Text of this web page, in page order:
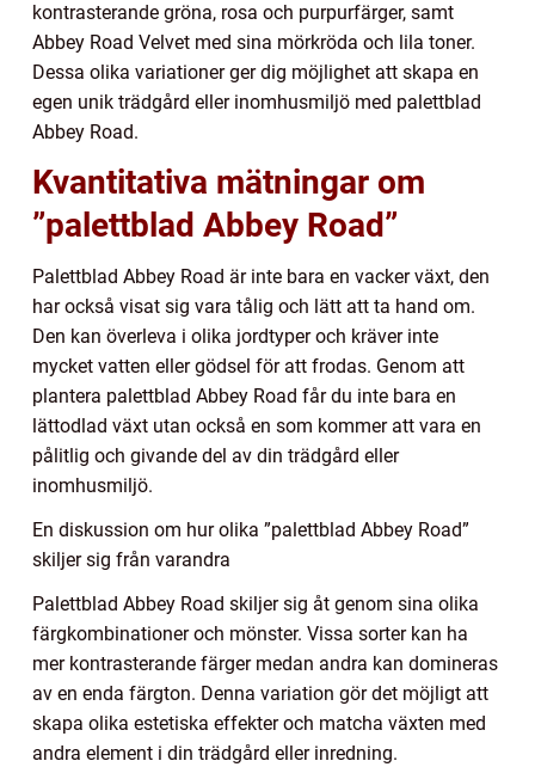
kontrasterande gröna, rosa och purpurfärger, samt
Abbey Road Velvet med sina mörkröda och lila toner.
Dessa olika variationer ger dig möjlighet att skapa en
egen unik trädgård eller inomhusmiljö med palettblad
Abbey Road.
Kvantitativa mätningar om
”palettblad Abbey Road”
Palettblad Abbey Road är inte bara en vacker växt, den
har också visat sig vara tålig och lätt att ta hand om.
Den kan överleva i olika jordtyper och kräver inte
mycket vatten eller gödsel för att frodas. Genom att
plantera palettblad Abbey Road får du inte bara en
lättodlad växt utan också en som kommer att vara en
pålitlig och givande del av din trädgård eller
inomhusmiljö.
En diskussion om hur olika ”palettblad Abbey Road”
skiljer sig från varandra
Palettblad Abbey Road skiljer sig åt genom sina olika
färgkombinationer och mönster. Vissa sorter kan ha
mer kontrasterande färger medan andra kan domineras
av en enda färgton. Denna variation gör det möjligt att
skapa olika estetiska effekter och matcha växten med
andra element i din trädgård eller inredning.